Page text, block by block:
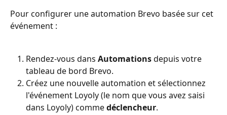
Pour configurer une automation Brevo basée sur cet
événement :
Rendez-vous dans Automations depuis votre
tableau de bord Brevo.
Créez une nouvelle automation et sélectionnez
l'événement Loyoly (le nom que vous avez saisi
dans Loyoly) comme déclencheur.